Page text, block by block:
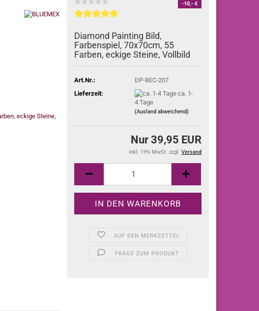
-10,- €
Diamond Painting Bild,
Farbenspiel, 70x70cm, 55
Farben, eckige Steine, Vollbild
Art.Nr.:
DP-BEC-207
Lieferzeit:
ca. 1-
4 Tage
(Ausland abweichend)
Nur 39,95 EUR
inkl. 19% MwSt. zzgl. Versand
AUF DEN MERKZETTEL
FRAGE ZUM PRODUKT